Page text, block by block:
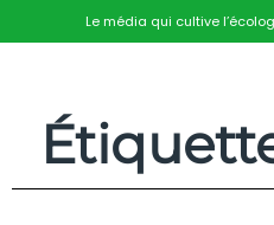
Le média qui cultive